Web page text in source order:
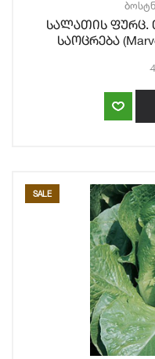
სალათის ფურც.
საოცრება
4
SALE